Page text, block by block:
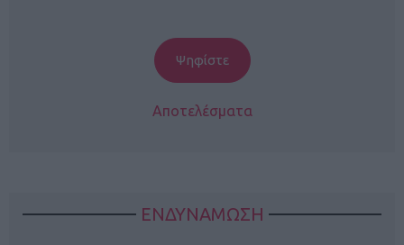
Αποτελέσματα
ΕΝΔΥΝΑΜΩΣΗ